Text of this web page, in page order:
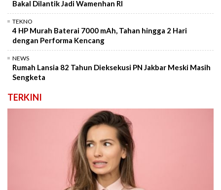
Bakal Dilantik Jadi Wamenhan RI
TEKNO
4 HP Murah Baterai 7000 mAh, Tahan hingga 2 Hari
dengan Performa Kencang
NEWS
Rumah Lansia 82 Tahun Dieksekusi PN Jakbar Meski Masih
Sengketa
TERKINI